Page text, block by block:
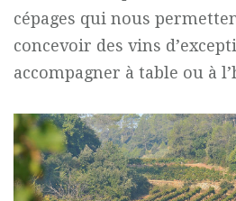
cépages qui nous
concevoir des vins
accompagner à table ou à